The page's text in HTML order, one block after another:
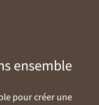
ensemble
pour créer une